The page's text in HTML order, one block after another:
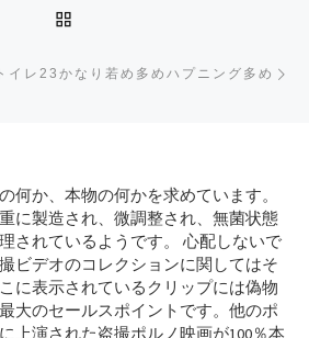
イレ23かなり若め多めハプニング多め
何か、本物の何かを求めています。
に製造され、微調整され、無菌状態
されているようです。 心配しないで
ビデオのコレクションに関してはそ
に表示されているクリップには偽物
大のセールスポイントです。他のポ